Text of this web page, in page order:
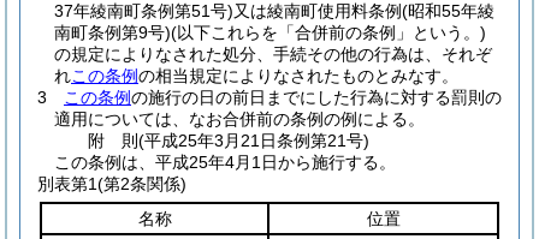
37年綾南町条例第51号)又は綾南町使用料条例(昭和55年綾
南町条例第9号)(以下これらを「合併前の条例」という。)
の規定によりなされた処分、手続その他の行為は、それぞ
れこの条例の相当規定によりなされたものとみなす。
3
この条例の施行の日の前日までにした行為に対する罰則の
適用については、なお合併前の条例の例による。
附 則(平成25年3月21日条例第21号)
この条例は、平成25年4月1日から施行する。
別表第1(第2条関係)
名称
位置